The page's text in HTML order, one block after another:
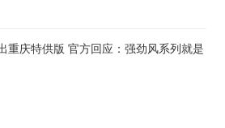
重庆特供版 官方回应：强劲风系列就是